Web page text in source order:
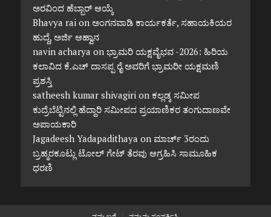
ಅರವಿಂದ ಹೆಬ್ಬಾರ್ ಆಯ್ಕೆ
Bhavya raion ಅಂಗನವಾಡಿ ಕಾರ್ಯಕರ್ತೆ, ಸಹಾಯಕಿಯರ
ಹುದ್ದೆ, ಅರ್ಜಿ ಆಹ್ವಾನ
navin acharya on ಭ್ರಾಮರಿ ಯಕ್ಷವೈಭವ -2026: ಹಿರಿಯ
ಕಲಾವಿದ ಕೆ.ಎಚ್ ದಾಸಪ್ಪ ರೈ ಅವರಿಗೆ ಭ್ರಾಮರೀ ಯಕ್ಷಮಣಿ
ಪ್ರಶಸ್ತಿ
satheesh kumar shivagirion ಕಲ್ಲಡ್ಕ ಸಮೀಪ
ಕುದ್ರೆಬೆಟ್ಟಿನಲ್ಲಿ ಹೆದ್ದಾರಿ ಸಮೀಪದ ಪ್ರಯಾಣಿಕರ ತಂಗುದಾಣವೇ
ಅಪಾಯಕಾರಿ
Jagadeesh Yadapadithaya on ಮಾರ್ಚ್ 3ರಂದು
ಬ್ರಹ್ಮರಕೂಟ್ಲು ಟೋಲ್ ಗೇಟ್ ತೆರವು ಆಗ್ರಹಿಸಿ ಸಾಮೂಹಿಕ
ಧರಣಿ